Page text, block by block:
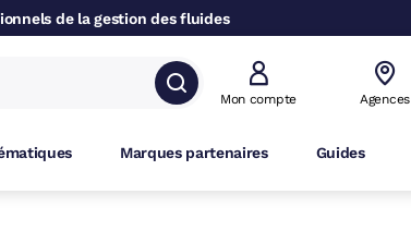
de la gestion des fluides
Mon compte Agences
Marques partenaires Guides